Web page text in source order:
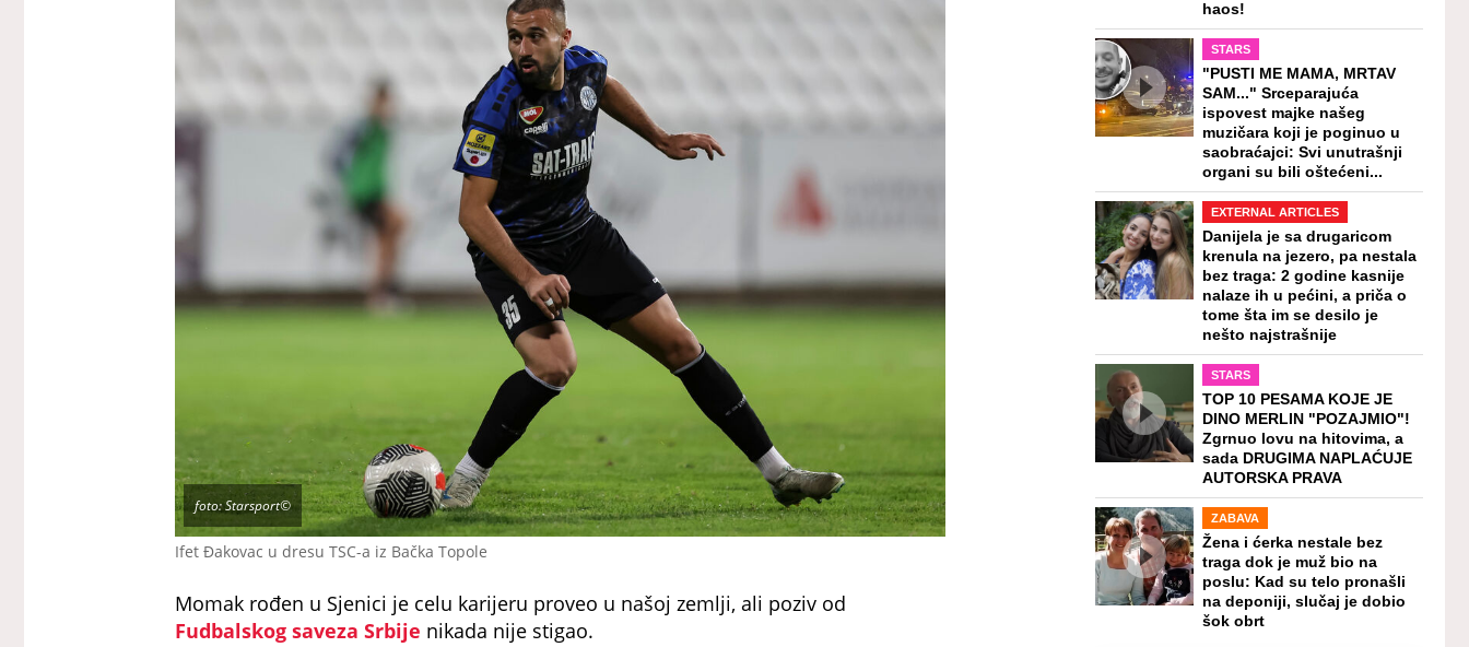
Ifet Đakovac u dresu TSC-a iz Bačka Topole
foto: Starsport©
Momak rođen u Sjenici je celu karijeru proveo u našoj zemlji, ali poziv od
Fudbalskog saveza Srbije nikada nije stigao.
haos!
STARS
"PUSTI ME MAMA, MRTAV
SAM..." Srceparajuća
ispovest majke našeg
muzičara koji je poginuo u
saobraćajci: Svi unutrašnji
organi su bili oštećeni...
EXTERNAL ARTICLES
Danijela je sa drugaricom
krenula na jezero, pa nestala
bez traga: 2 godine kasnije
nalaze ih u pećini, a priča o
tome šta im se desilo je
nešto najstrašnije
STARS
TOP 10 PESAMA KOJE JE
DINO MERLIN "POZAJMIO"!
Zgrnuo lovu na hitovima, a
sada DRUGIMA NAPLAĆUJE
AUTORSKA PRAVA
ZABAVA
Žena i ćerka nestale bez
traga dok je muž bio na
poslu: Kad su telo pronašli
na deponiji, slučaj je dobio
šok obrt